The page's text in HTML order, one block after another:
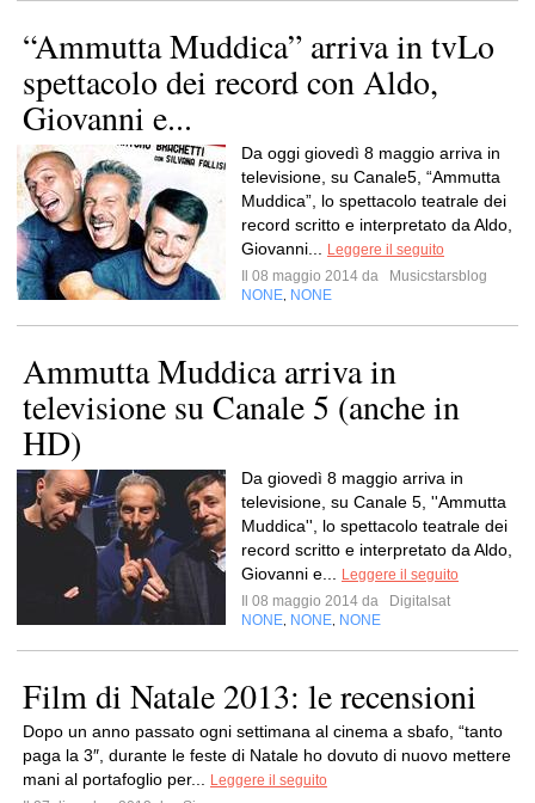
“Ammutta Muddica” arriva in tvLo
spettacolo dei record con Aldo,
Giovanni e...
Da oggi giovedì 8 maggio arriva in
televisione, su Canale5, “Ammutta
Muddica”, lo spettacolo teatrale dei
record scritto e interpretato da Aldo,
Giovanni...
Leggere il seguito
Il 08 maggio 2014 da
Musicstarsblog
NONE NONE
Ammutta Muddica arriva in
televisione su Canale 5 (anche in
HD)
Da giovedì 8 maggio arriva in
televisione, su Canale 5, ''Ammutta
Muddica'', lo spettacolo teatrale dei
record scritto e interpretato da Aldo,
Giovanni e...
Leggere il seguito
Il 08 maggio 2014 da
Digitalsat
NONE NONE NONE
Film di Natale 2013: le recensioni
Dopo un anno passato ogni settimana al cinema a sbafo, “tanto
paga la 3″, durante le feste di Natale ho dovuto di nuovo mettere
mani al portafoglio per...
Leggere il seguito